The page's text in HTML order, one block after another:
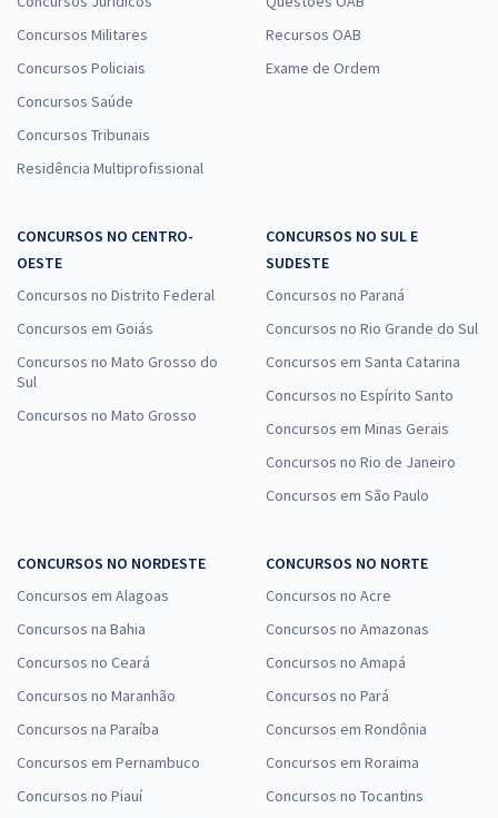
Concursos Militares
Concursos Policiais
Concursos Saúde
Concursos Tribunais
Residência Multiprofissional
Recursos OAB
Exame de Ordem
CONCURSOS NO CENTRO-
OESTE
Concursos no Distrito Federal
Concursos em Goiás
Concursos no Mato Grosso do
Sul
Concursos no Mato Grosso
CONCURSOS NO SUL E
SUDESTE
Concursos no Paraná
Concursos no Rio Grande do Sul
Concursos em Santa Catarina
Concursos no Espírito Santo
Concursos em Minas Gerais
Concursos no Rio de Janeiro
Concursos em São Paulo
CONCURSOS NO NORDESTE
Concursos em Alagoas
Concursos na Bahia
Concursos no Ceará
Concursos no Maranhão
Concursos na Paraíba
Concursos em Pernambuco
Concursos no Piauí
CONCURSOS NO NORTE
Concursos no Acre
Concursos no Amazonas
Concursos no Amapá
Concursos no Pará
Concursos em Rondônia
Concursos em Roraima
Concursos no Tocantins